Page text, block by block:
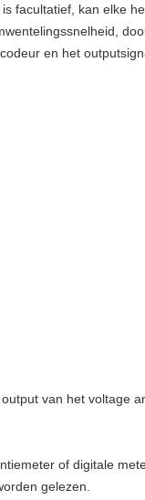
facultatief, kan elke
en het
van het voltage
of digitale
gelezen.